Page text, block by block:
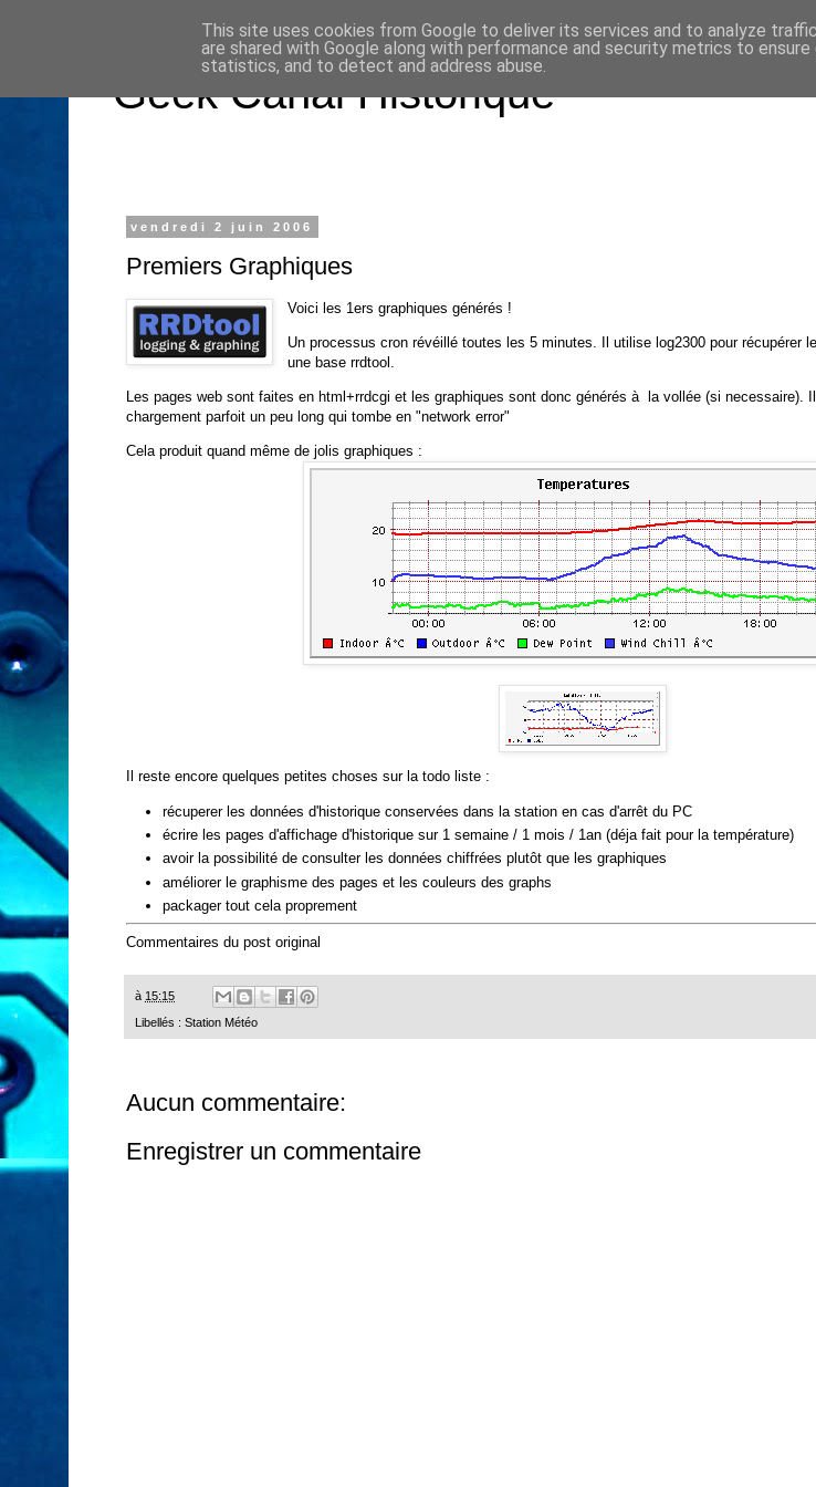
Geek Canal Historique
vendredi 2 juin 2006
Premiers Graphiques
Voici les 1ers graphiques générés !
Un processus cron révéillé toutes les 5 minutes. Il utilise log2300 pour récupérer
une baserrdtool
Les pages web sont faites en html+rrdcgi et les graphiques sont donc générés à la vollée (si necessaire).
chargement parfoit un peu long qui tombe en "network error"
Cela produit quand même de jolis graphiques :
Il reste encore quelques petites choses sur la todo liste :
récuperer les données d'historique conservées dans la station en cas d'arrêt du PC
écrire les pages d'affichage d'historique sur 1 semaine / 1 mois / 1an (déja fait pour la température)
avoir la possibilité de consulter les données chiffrées plutôt que les graphiques
améliorer le graphisme des pages et les couleurs des graphs
packager tout cela proprement
Commentaires du post original
à 15:15
Libellés : Station Météo
Aucun commentaire:
Enregistrer un commentaire
This site uses cookies from Google to deliver its services and to analyze
are shared with Google along with performance and security metrics to
statistics, and to detect and address abuse.